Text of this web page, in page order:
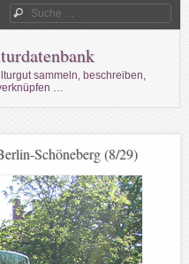
Suche
sammeln, beschreiben,
…
Schöneberg (8/29)